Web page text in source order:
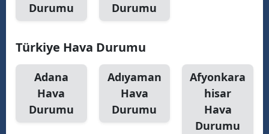
Durumu
Durumu
Türkiye Hava Durumu
Adana
Hava
Durumu
Adıyaman
Hava
Durumu
Afyonkara
hisar
Hava
Durumu